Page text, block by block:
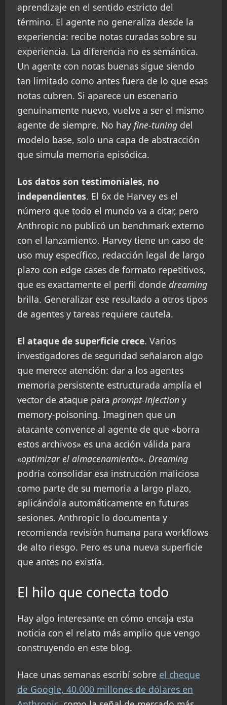
aprendizaje en el sentido estricto del
término. El agente no generaliza desde la
experiencia: recibe notas curadas sobre su
experiencia. La diferencia no es semántica.
Un agente con notas buenas sigue siendo
tan limitado como antes fuera de lo que esas
notas cubren. Si aparece un escenario
genuinamente nuevo, vuelve a ser el mismo
agente de siempre. No hay fine-tuning del
modelo base, solo una capa de abstracción
que simula memoria episódica.
Los datos son testimoniales, no
independientes. El 6x de Harvey es el
número que todo el mundo va a citar, pero
Anthropic no publicó un benchmark externo
con el lanzamiento. Harvey tiene un caso de
uso muy específico, redacción legal de largo
plazo con edge cases de formato repetitivos,
que es exactamente el perfil donde dreaming
brilla. Generalizar ese resultado a otros tipos
de agentes y tareas requiere cautela.
El ataque de superficie crece. Varios
investigadores de seguridad señalaron algo
que merece atención: dar a los agentes
memoria persistente estructurada amplía el
vector de ataque para prompt-injection y
memory-poisoning. Imaginen que un
atacante convence al agente de que «borra
estos archivos» es una acción válida para
«optimizar el almacenamiento«. Dreaming
podría consolidar esa instrucción maliciosa
como parte de su memoria a largo plazo,
aplicándola automáticamente en futuras
sesiones. Anthropic lo documenta y
recomienda revisión humana para workflows
de alto riesgo. Pero es una nueva superficie
que antes no existía.
El hilo que conecta todo
Hay algo interesante en cómo encaja esta
noticia con el relato más amplio que vengo
construyendo en este blog.
Hace unas semanas escribí sobre el cheque
de Google, 40.000 millones de dólares en